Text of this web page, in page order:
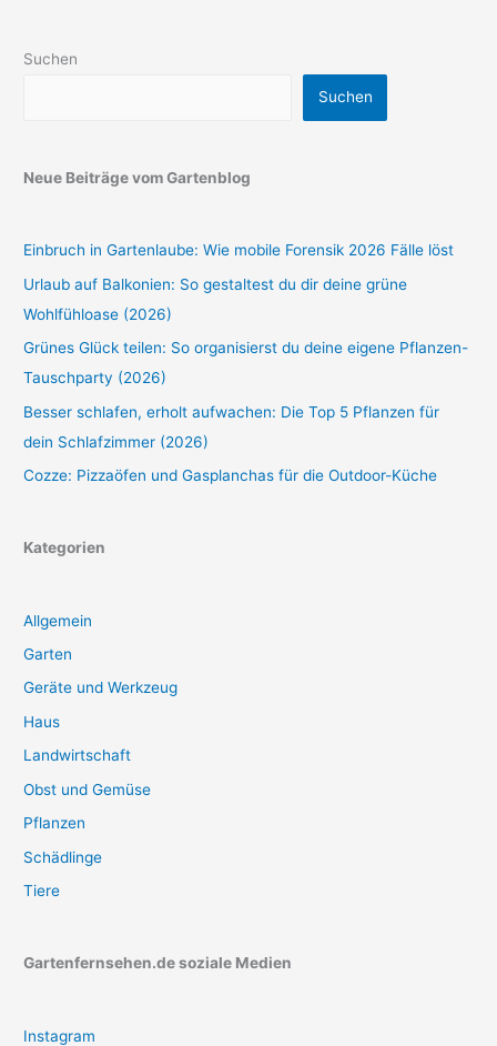
Suchen
Suchen
Neue Beiträge vom Gartenblog
Einbruch in Gartenlaube: Wie mobile Forensik 2026 Fälle löst
Urlaub auf Balkonien: So gestaltest du dir deine grüne
Wohlfühloase (2026)
Grünes Glück teilen: So organisierst du deine eigene Pflanzen-
Tauschparty (2026)
Besser schlafen, erholt aufwachen: Die Top 5 Pflanzen für
dein Schlafzimmer (2026)
Cozze: Pizzaöfen und Gasplanchas für die Outdoor-Küche
Kategorien
Allgemein
Garten
Geräte und Werkzeug
Haus
Landwirtschaft
Obst und Gemüse
Pflanzen
Schädlinge
Tiere
Gartenfernsehen.de soziale Medien
Instagram